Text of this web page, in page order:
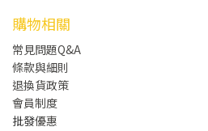
購物相關
常見問題Q&A
條款與細則
退換貨政策
會員制度
批發優惠